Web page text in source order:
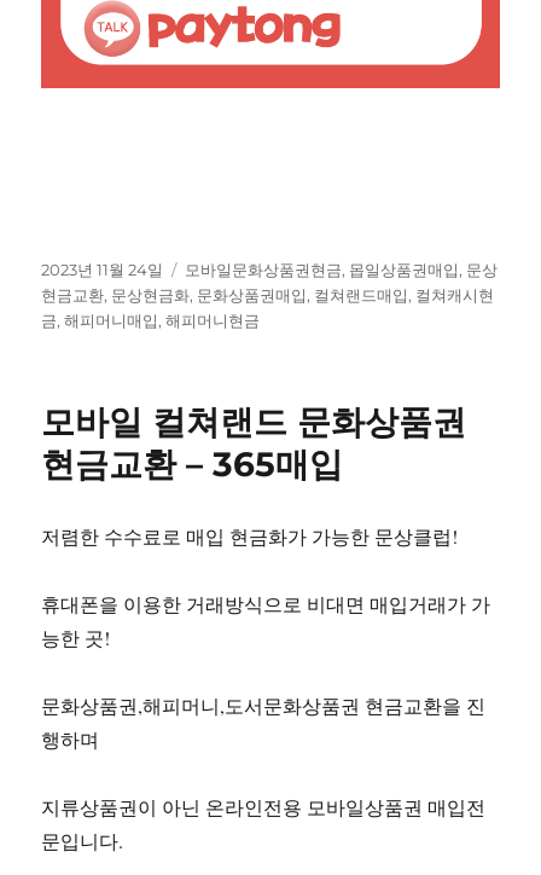
작
성
일
2023년 11월 24일
태
그
모바일문화상품권현금, 몹일상품권매입, 문상
현금교환, 문상현금화, 문화상품권매입, 컬쳐랜드매입, 컬쳐캐시현
금,해피머니매입,해피머니현금
모바일 컬쳐랜드 문화상품권
현금교환 – 365매입
저렴한 수수료로 매입 현금화가 가능한 문상클럽!
휴대폰을 이용한 거래방식으로 비대면 매입거래가 가
능한 곳!
문화상품권,해피머니,도서문화상품권 현금교환을 진
행하며
지류상품권이 아닌 온라인전용 모바일상품권 매입전
문입니다.